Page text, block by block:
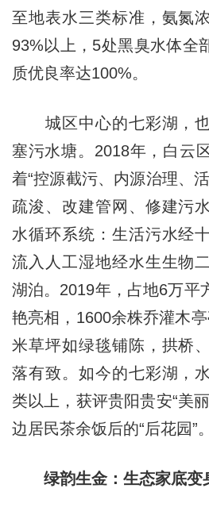
至地表水三类标准，氨氮
93%以上，5处黑臭水体全
质优良率达100%。
城区中心的七彩湖，也
塞污水塘。2018年，白云
着“控源截污、内源治理、
疏浚、改建管网、修建污
水循环系统：生活污水经
流入人工湿地经水生生物
湖泊。2019年，占地6万平
艳亮相，1600余株乔灌木
米草坪如绿毯铺陈，拱桥
落有致。如今的七彩湖，
类以上，获评贵阳贵安“美
边居民茶余饭后的“后花园”。
绿韵生金：生态家底变